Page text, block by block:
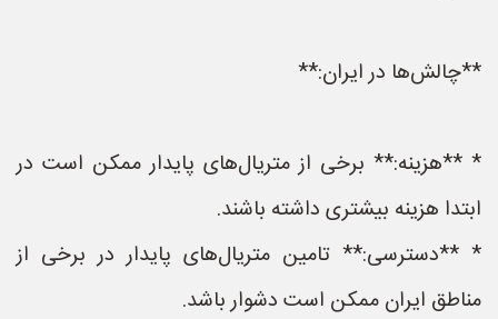
**چالش‌ها در ایران:**
* **هزینه:** برخی از متریال‌های پایدار ممکن است در
ابتدا هزینه بیشتری داشته باشند.
* **دسترسی:** تامین متریال‌های پایدار در برخی از
مناطق ایران ممکن است دشوار باشد.